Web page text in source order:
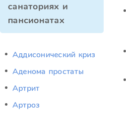
санаториях и
пансионатах
Аддисонический криз
Аденома простаты
Артрит
Артроз